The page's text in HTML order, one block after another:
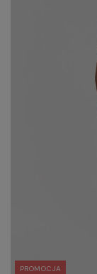
PROMOCJA